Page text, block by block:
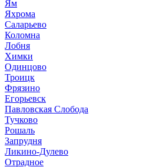
Ям
Яхрома
Саларьево
Коломна
Лобня
Химки
Одинцово
Троицк
Фрязино
Егорьевск
Павловская Слобода
Тучково
Рошаль
Запрудня
Ликино-Дулево
Отрадное